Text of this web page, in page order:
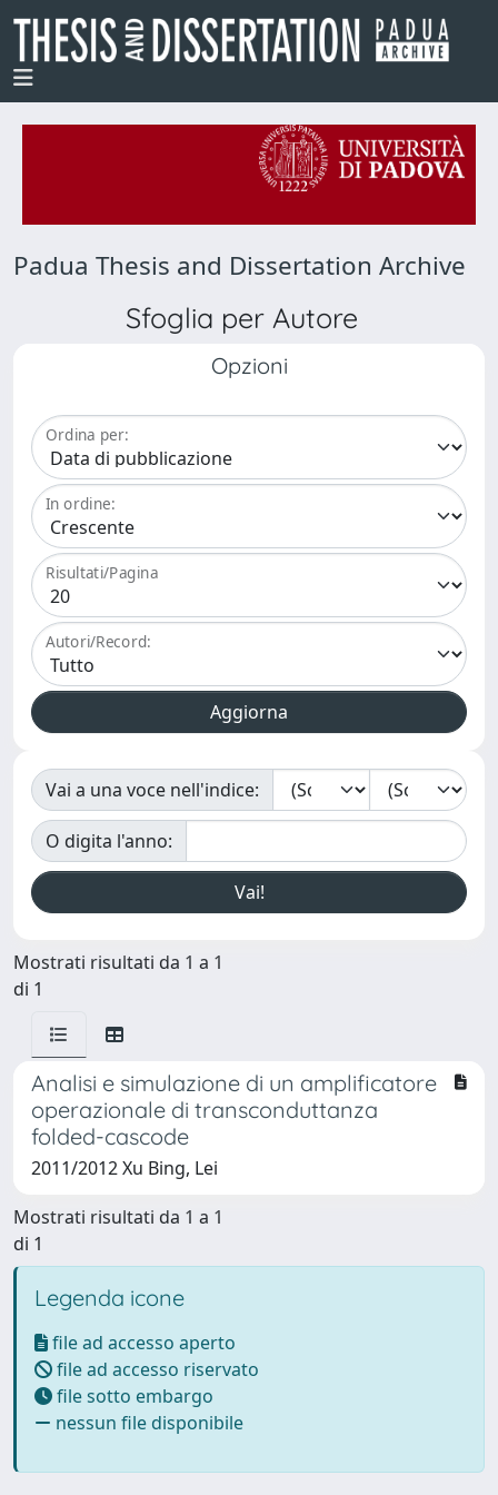
Padua Thesis and Dissertation Archive
Sfoglia per Autore
Opzioni
Ordina per:
In ordine:
Risultati/Pagina
Autori/Record:
Vai a una voce nell'indice:
O digita l'anno:
Mostrati risultati da 1 a 1
di 1
Analisi e simulazione di un amplificatore
operazionale di transconduttanza
folded-cascode
2011/2012 Xu Bing, Lei
Mostrati risultati da 1 a 1
di 1
Legenda icone
file ad accesso aperto
file ad accesso riservato
file sotto embargo
nessun file disponibile